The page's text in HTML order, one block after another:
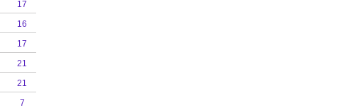
17
16
17
21
21
7